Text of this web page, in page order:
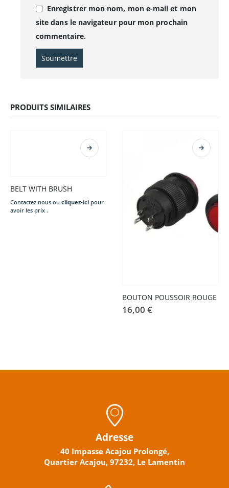
Enregistrer mon nom, mon e-mail et mon
site dans le navigateur pour mon prochain
commentaire.
PRODUITS SIMILAIRES
BELT WITH BRUSH
Contactez nous ou cliquez-ici pour
avoir les prix .
BOUTON POUSSOIR ROUGE
16,00 €
Adresse
40 Impasse Acajou Prolongé,
Quartier Acajou, 97232, Le Lamentin